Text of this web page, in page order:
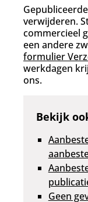
verwijderen.
commercieel
een andere
formulier
werkdagen
ons.
Bekijk
Geen